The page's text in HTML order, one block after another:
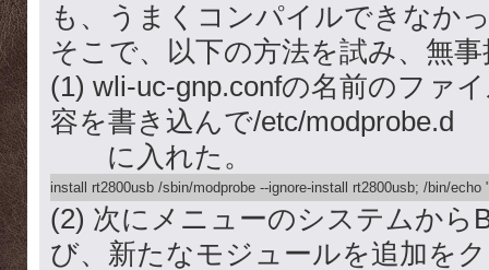
も、うまくコンパイルできなか
そこで、以下の方法を試み、無
(1) wli-uc-gnp.confの名前のファ
容を書き込んで/etc/modprobe.d
に入れた。
(2) 次にメニューのシステムから
び、新たなモジュールを追加を